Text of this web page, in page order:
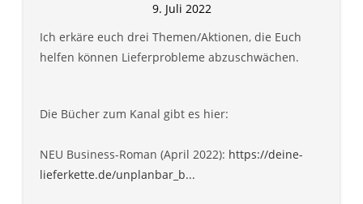
9. Juli 2022
Ich erkäre euch drei Themen/Aktionen, die Euch
helfen können Lieferprobleme abzuschwächen.
Die Bücher zum Kanal gibt es hier:
NEU Business-Roman (April 2022): https://deine-
lieferkette.de/unplanbar_b...